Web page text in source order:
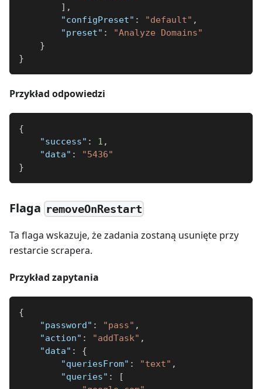
] ,
"configPreset" : "default" ,
"preset" :
"Analyze Domains"
}
}
Przykład odpowiedzi
{
"success" : 1 ,
"data" :
"5436"
}
Flaga removeOnRestart
Ta flaga wskazuje, że zadania zostaną usunięte przy
restarcie scrapera.
Przykład zapytania
{
"password" : "pass" ,
"action" : "addTask" ,
"data" :
{
"queriesFrom" : "text" ,
"queries" :
[